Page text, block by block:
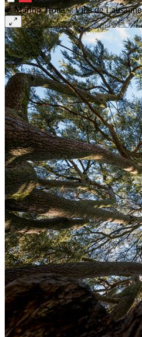
© Marino Trotta – Ville de Lausanne